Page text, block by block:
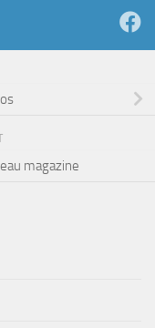
magazine